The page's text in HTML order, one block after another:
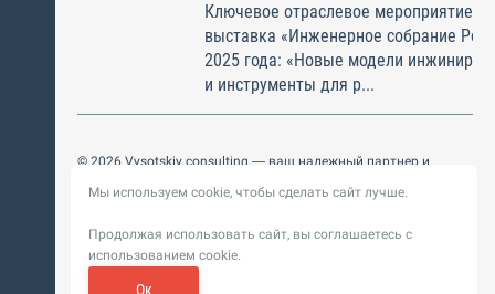
Ключевое отраслевое мероприятие -
выставка «Инженерное собрание
2025 года: «Новые модели
и инструменты для р...
© 2026 Vysotskiy consulting — ваш надежный партнер и
Цифровизация, BIM, ИИ. Внедряем и оптимизируем
Пользовательское
соглашение
Политика обработки персональных
данных
Мы используем cookie, чтобы сделать сайт лучше.
Продолжая использовать сайт, вы соглашаетесь с
использованием cookie.
Ок